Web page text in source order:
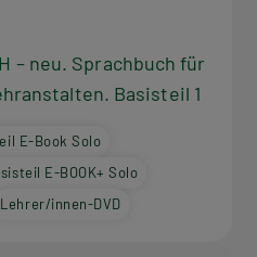
– neu. Sprachbuch für
Basisteil 1
E-Book Solo
E-BOOK+ Solo
Lehrer/innen-DVD